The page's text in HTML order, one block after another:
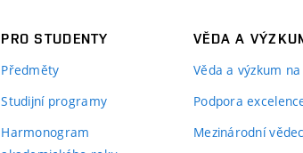
ocenění
accepted in near time and
DiffKemp which will
Práce s
The student has used the
Stupeň hodnocení: zadání
PRO STUDENTY
Předměty
Studijní programy
Harmonogram
VĚDA A
Věda a výzkum na
Podpora
Mezinárodní